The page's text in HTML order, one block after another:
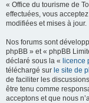
« Office du tourisme de
effectuées, vous
modifiées et mises à jour.
Nos forums sont
phpBB » et « phpBB
déclaré sous la « licence
téléchargé sur le site de
de faciliter les
être tenu comme
acceptons et que nous